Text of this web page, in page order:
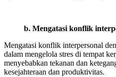
b. Mengatasi konflik
Mengatasi konflik interpersonal
dalam mengelola stres di tempat
menyebabkan tekanan dan
kesejahteraan dan produktivitas.